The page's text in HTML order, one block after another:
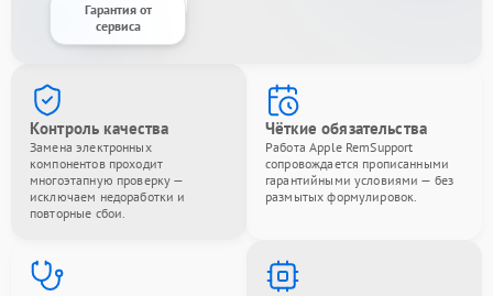
Гарантия от
сервиса
Контроль качества
Замена электронных
компонентов проходит
многоэтапную проверку —
исключаем недоработки и
повторные сбои.
Чёткие обязательства
Работа Apple RemSupport
сопровождается прописанными
гарантийными условиями — без
размытых формулировок.